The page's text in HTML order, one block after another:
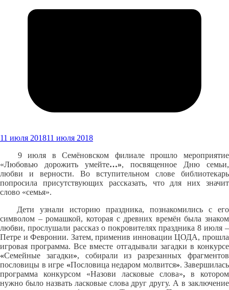
11 июля 201811 июля 2018
9 июля в Семёновском филиале прошло мероприятие
«Любовью дорожить умейте…», посвященное Дню семьи,
любви и верности. Во вступительном слове библиотекарь
попросила присутствующих рассказать, что для них значит
слово «семья».
Дети узнали историю праздника, познакомились с его
символом – ромашкой, которая с древних времён была знаком
любви, прослушали рассказ о покровителях праздника 8 июля –
Петре и Февронии. Затем, применив инновации ЦОДА, прошла
игровая программа. Все вместе отгадывали загадки в конкурсе
«Семейные загадки», собирали из разрезанных фрагментов
пословицы в игре «Пословица недаром молвится». Завершилась
программа конкурсом «Назови ласковые слова», в котором
нужно было назвать ласковые слова друг другу. А в заключение